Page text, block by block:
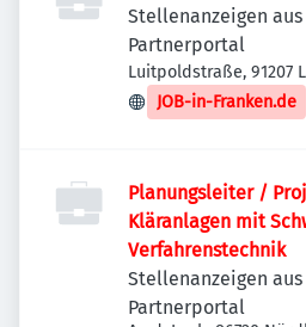
Stellenanzeigen
Partnerportal
Luitpoldstraße, 91207
Deutschland
JOB-in-Franken.de
Planungsleiter /
Kläranlagen mit
Verfahrenstechnik
Stellenanzeigen
Partnerportal